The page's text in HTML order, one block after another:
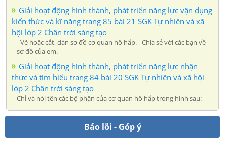
Giải hoạt động hình thành, phát triển năng lực vận dụng
kiến thức và kĩ năng trang 85 bài 21 SGK Tự nhiên và xã
hội lớp 2 Chân trời sáng tạo
- Vẽ hoặc cắt, dán sơ đồ cơ quan hô hấp. - Chia sẻ với các bạn về
sơ đồ của em.
Giải hoạt động hình thành, phát triển năng lực nhận
thức và tìm hiểu trang 84 bài 20 SGK Tự nhiên và xã hội
lớp 2 Chân trời sáng tạo
Chỉ và nói tên các bộ phận của cơ quan hô hấp trong hình sau:
Báo lỗi - Góp ý